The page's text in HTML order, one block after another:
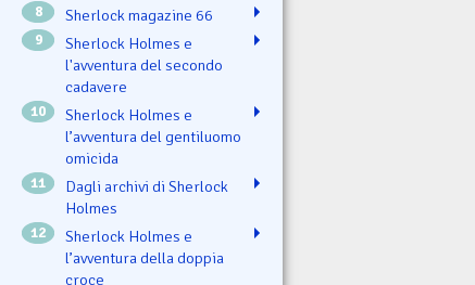
8 Sherlock magazine 66
9
Sherlock Holmes e
l'avventura del secondo
cadavere
10
Sherlock Holmes e
l’avventura del gentiluomo
omicida
11
Dagli archivi di Sherlock
Holmes
12
Sherlock Holmes e
l’avventura della doppia
croce